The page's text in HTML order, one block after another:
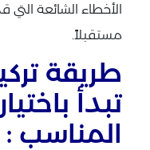
الأخطاء الشائعة التي
مستقبلاً.
طريقة
تبدأ
المناسب :